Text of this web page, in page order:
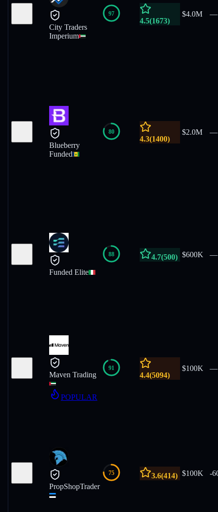
City Traders
Imperium
97
4.5(1673)
$4.0M —
Blueberry
Funded
80
4.3(1400)
$2.0M —
Funded Elite
88 4.7(500) $600K —
Maven Trading
POPULAR
91
4.4(5094)
$100K —
PropShopTrader
75 3.6(414) $100K -